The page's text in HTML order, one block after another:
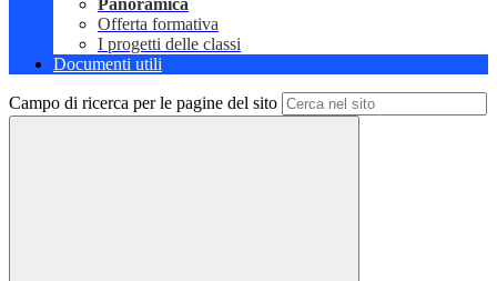
Panoramica
Offerta formativa
I progetti delle classi
Documenti utili
Campo di ricerca per le pagine del sito